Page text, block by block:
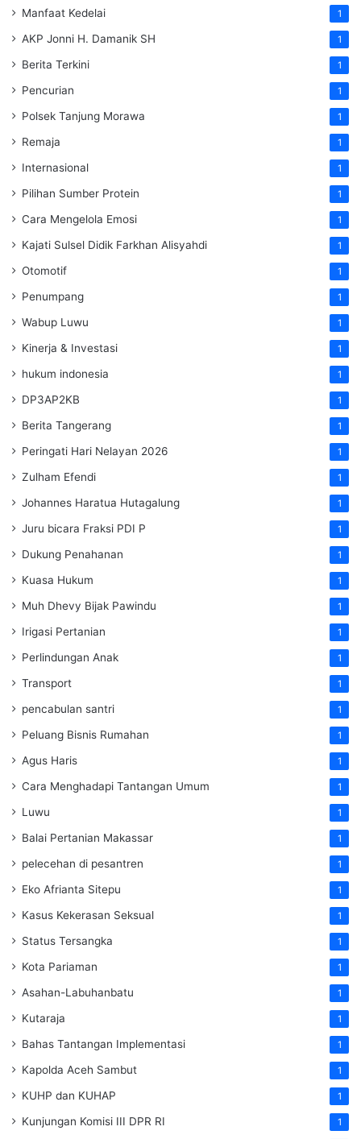
Manfaat Kedelai 1
AKP Jonni H. Damanik SH 1
Berita Terkini 1
Pencurian 1
Polsek Tanjung Morawa 1
Remaja 1
Internasional 1
Pilihan Sumber Protein 1
Cara Mengelola Emosi 1
Kajati Sulsel Didik Farkhan Alisyahdi 1
Otomotif 1
Penumpang 1
Wabup Luwu 1
Kinerja & Investasi 1
hukum indonesia 1
DP3AP2KB 1
Berita Tangerang 1
Peringati Hari Nelayan 2026 1
Zulham Efendi 1
Johannes Haratua Hutagalung 1
Juru bicara Fraksi PDI P 1
Dukung Penahanan 1
Kuasa Hukum 1
Muh Dhevy Bijak Pawindu 1
Irigasi Pertanian 1
Perlindungan Anak 1
Transport 1
pencabulan santri 1
Peluang Bisnis Rumahan 1
Agus Haris 1
Cara Menghadapi Tantangan Umum 1
Luwu 1
Balai Pertanian Makassar 1
pelecehan di pesantren 1
Eko Afrianta Sitepu 1
Kasus Kekerasan Seksual 1
Status Tersangka 1
Kota Pariaman 1
Asahan-Labuhanbatu 1
Kutaraja 1
Bahas Tantangan Implementasi 1
Kapolda Aceh Sambut 1
KUHP dan KUHAP 1
Kunjungan Komisi III DPR RI 1